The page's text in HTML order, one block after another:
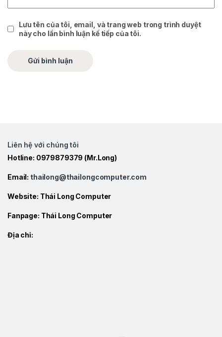
Lưu tên của tôi, email, và trang web trong trình duyệt
này cho lần bình luận kế tiếp của tôi.
Liên hệ với chúng tôi
Hotline: 0979879379 (Mr.Long)
Email: thailong@thailongcomputer.com
Website: Thái Long Computer
Fanpage: Thái Long Computer
Địa chỉ: